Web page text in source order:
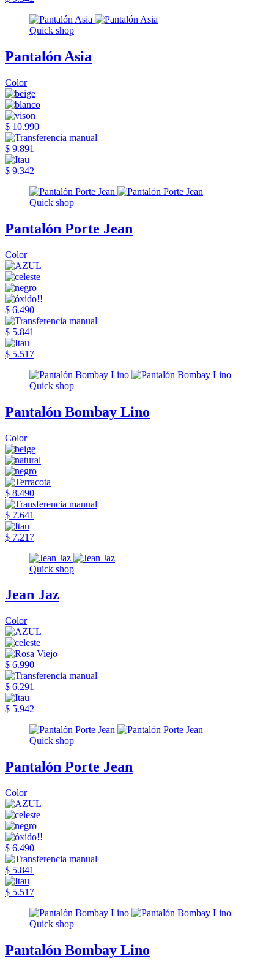
Quick shop
Pantalón Asia
Color
$ 10.990
$ 9.891
$ 9.342
Quick shop
Pantalón Porte Jean
Color
$ 6.490
$ 5.841
$ 5.517
Quick shop
Pantalón Bombay Lino
Color
$ 8.490
$ 7.641
$ 7.217
Quick shop
Jean Jaz
Color
$ 6.990
$ 6.291
$ 5.942
Quick shop
Pantalón Porte Jean
Color
$ 6.490
$ 5.841
$ 5.517
Quick shop
Pantalón Bombay Lino